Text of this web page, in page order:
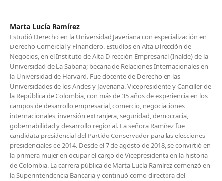
Marta Lucía Ramírez
Estudió Derecho en la Universidad Javeriana con especialización en
Derecho Comercial y Financiero. Estudios en Alta Dirección de
Negocios, en el Instituto de Alta Dirección Empresarial (Inalde) de la
Universidad de La Sabana; becaria de Relaciones Internacionales en
la Universidad de Harvard. Fue docente de Derecho en las
Universidades de los Andes y Javeriana. Vicepresidente y Canciller de
la República de Colombia, con más de 35 años de experiencia en los
campos de desarrollo empresarial, comercio, negociaciones
internacionales, inversión extranjera, seguridad, democracia,
gobernabilidad y desarrollo regional. La señora Ramírez fue
candidata presidencial del Partido Conservador para las elecciones
presidenciales de 2014. Desde el 7 de agosto de 2018, se convirtió en
la primera mujer en ocupar el cargo de Vicepresidenta en la historia
de Colombia. La carrera pública de Marta Lucía Ramírez comenzó en
la Superintendencia Bancaria y continuó como directora del